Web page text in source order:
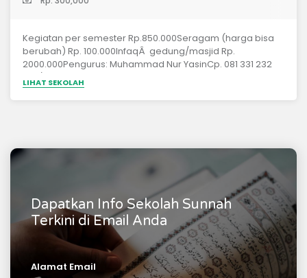
Kegiatan per semester Rp.850.000Seragam (harga bisa
berubah) Rp. 100.000InfaqÂ gedung/masjid Rp.
2000.000Pengurus: Muhammad Nur YasinCp. 081 331 232
795/ 031- 5990122
LIHAT SEKOLAH
Dapatkan Info Sekolah Sunnah
Terkini di Email Anda
Alamat Email